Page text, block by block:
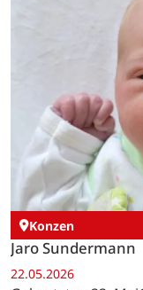
Konzen
Jaro Sundermann
22.05.2026